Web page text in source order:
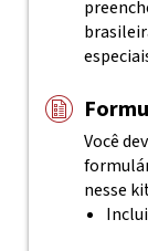
Você
nesse